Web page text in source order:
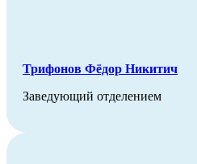
Трифонов Фёдор Никитич
Заведующий отделением